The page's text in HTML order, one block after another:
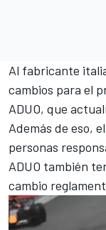
Al fabricante
cambios para el
ADUO, que
Además de eso,
personas
ADUO también
cambio